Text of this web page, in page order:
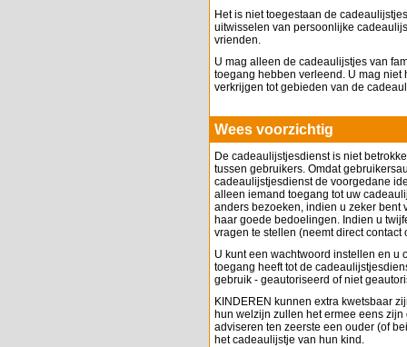
Het is niet toegestaan de
uitwisselen van persoonlijke
vrienden.
U mag alleen de cadeaulijstjes van
toegang hebben verleend. U mag
verkrijgen tot gebieden van de
Wees voorzichtig
De cadeaulijstjesdienst is niet
tussen gebruikers. Omdat
cadeaulijstjesdienst de voorgedane
alleen iemand toegang tot uw
anders bezoeken, indien u zeker bent
haar goede bedoelingen. Indien u
vragen te stellen (neemt direct contact
U kunt een wachtwoord instellen en u
toegang heeft tot de
gebruik - geautoriseerd of niet
KINDEREN kunnen extra kwetsbaar
hun welzijn zullen het ermee eens
adviseren ten zeerste een ouder (of
het cadeaulijstje van hun kind.